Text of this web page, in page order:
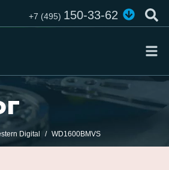
+7 (495)150-33-62
Digital WD1600BMVS